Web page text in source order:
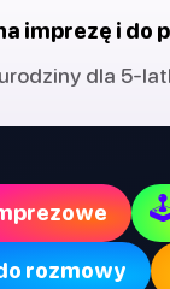
imprezę i do
urodziny dla 5-
rozmowy